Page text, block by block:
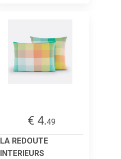
€ 4.49
LA REDOUTE
INTERIEURS